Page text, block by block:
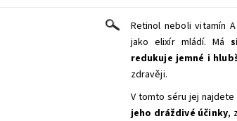
Retinol neboli vitamín
jako elixír mládí. Má
redukuje jemné i
zdravěji.
V tomto séru jej
jeho dráždivé účinky,